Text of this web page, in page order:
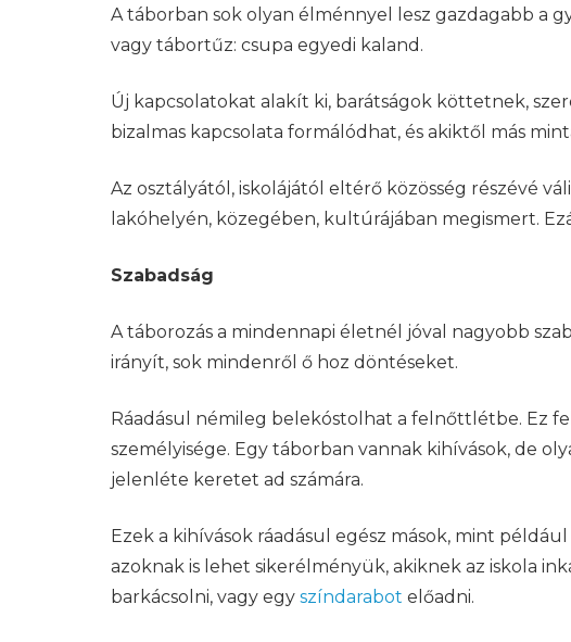
A táborban sok olyan élménnyel lesz gazdagabb a
vagy tábortűz: csupa egyedi kaland.
Új kapcsolatokat alakít ki, barátságok köttetnek,
bizalmas kapcsolata formálódhat, és akiktől más
Az osztályától, iskolájától eltérő közösség részévé
lakóhelyén, közegében, kultúrájában megismert.
Szabadság
A táborozás a mindennapi életnél jóval nagyobb
irányít, sok mindenről ő hoz döntéseket.
Ráadásul némileg belekóstolhat a felnőttlétbe. Ez
személyisége. Egy táborban vannak kihívások, de
jelenléte keretet ad számára.
Ezek a kihívások ráadásul egész mások, mint
azoknak is lehet sikerélményük, akiknek az iskola
barkácsolni, vagy egy színdarabot előadni.